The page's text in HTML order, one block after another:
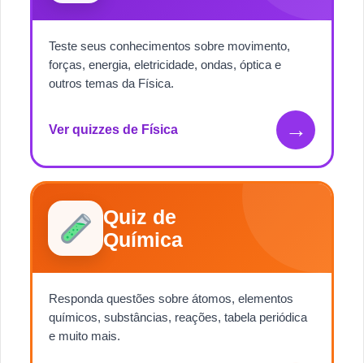
Teste seus conhecimentos sobre movimento,
forças, energia, eletricidade, ondas, óptica e
outros temas da Física.
Ver quizzes de Física →
Quiz de
Química
Responda questões sobre átomos, elementos
químicos, substâncias, reações, tabela periódica
e muito mais.